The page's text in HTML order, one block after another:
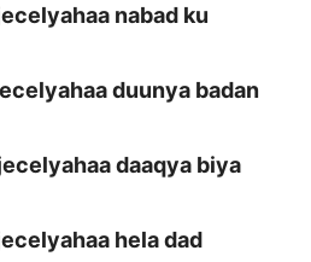
nabad ku
duunya badan
daaqya biya
hela dad